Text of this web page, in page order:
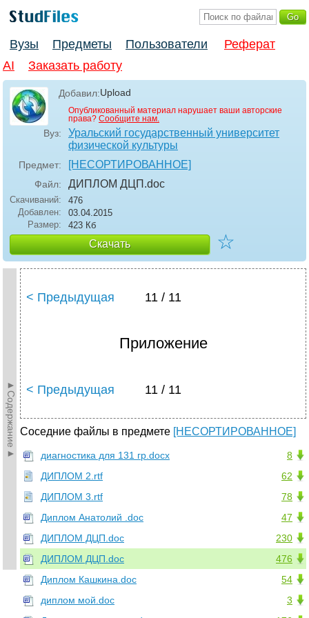
Вузы Предметы Пользователи
Реферат
AI
Заказать работу
Добавил:Upload
Опубликованный материал нарушает ваши авторские
права? Сообщите нам.
Вуз:
Уральский государственный университет
физической культуры
Предмет: [НЕСОРТИРОВАННОЕ]
Файл: ДИПЛОМ ДЦП .doc
Скачиваний:
476
Добавлен:
03.04.2015
Размер:
423 Кб
Скачать ☆
►Содержание►
< Предыдущая 11 / 11
Приложение
< Предыдущая 11 / 11
Соседние файлы в предмете [НЕСОРТИРОВАННОЕ]
8
диагностика для 131 гр.docx
62
ДИПЛОМ 2.rtf
78
ДИПЛОМ 3.rtf
47
Диплом Анатолий .doc
230
ДИПЛОМ ДЦП.doc
476
ДИПЛОМ ДЦП.doc
54
Диплом Кашкина.doc
3
диплом мой.doc